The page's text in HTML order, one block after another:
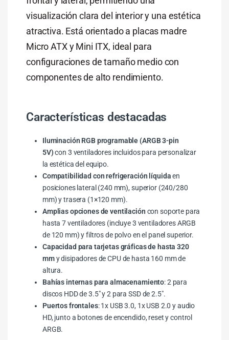
visualización clara del interior y una estética
atractiva. Está orientado a placas madre
Micro ATX y Mini ITX, ideal para
configuraciones de tamaño medio con
componentes de alto rendimiento.
Características destacadas
Iluminación RGB programable (ARGB 3-pin
5V)con 3 ventiladores incluidos para personalizar
la estética del equipo.
Compatibilidad con refrigeración líquidaen
posiciones lateral (240 mm), superior (240/280
mm) y trasera (1×120 mm).
Amplias opciones de ventilación con soporte para
hasta 7 ventiladores (incluye 3 ventiladores ARGB
de 120 mm) y filtros de polvo en el panel superior.
Capacidad para tarjetas gráficas de hasta 320
mmy disipadores de CPU de hasta 160 mm de
altura.
Bahías internas para almacenamiento: 2 para
discos HDD de 3.5″ y 2 para SSD de 2.5″.
Puertos frontales: 1x USB 3.0, 1x USB 2.0 y audio
HD, junto a botones de encendido, reset y control
ARGB.